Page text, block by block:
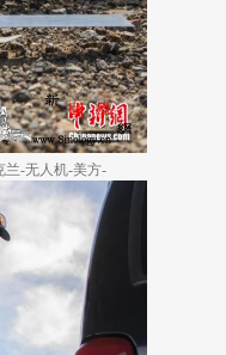
兰-无人机-美方-